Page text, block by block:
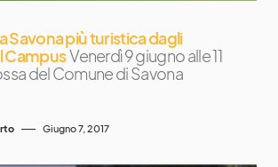
Savona più turistica dagli
CampusVenerdì 9 giugno alle 11
del Comune di Savona
Giugno 7, 2017